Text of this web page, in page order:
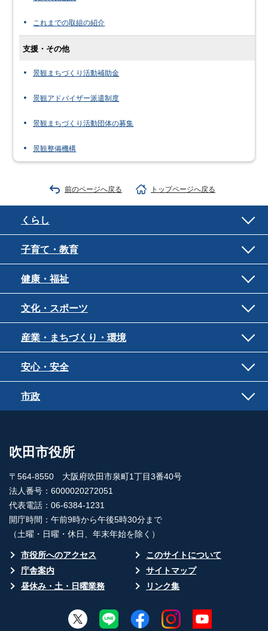
これまでの取組の紹介
支援・その他
景観まちづくり活動補助金
景観アドバイザー派遣制度
景観まちづくり活動団体の募集
景観整備機構
前のページへ戻る トップページへ戻る
くらし
子育て・教育
健康・福祉
文化・スポーツ
産業・まちづくり・環境
安心・安全
市政
吹田市役所
〒564-8550 大阪府吹田市泉町1丁目3番40号
法人番号：6000020272051
代表電話：06-6384-1231
開庁時間：午前9時から午後5時30分まで
（土曜・日曜・休日、年末年始を除く）
市役所へのアクセス
このサイトについて
庁舎案内
サイトマップ
昼休み・土・日曜業務
リンク集